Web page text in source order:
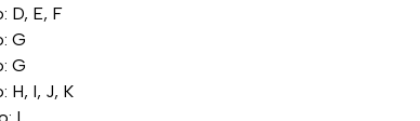
D, E, F
G
G
H, I, J, K